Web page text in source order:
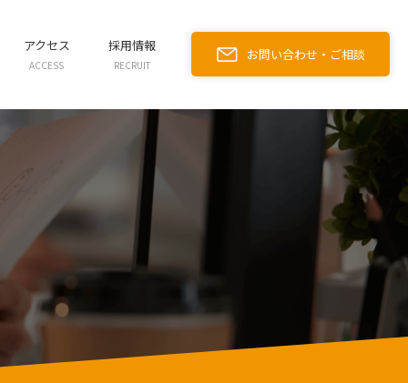
アクセス
ACCESS
採用情報
RECRUIT
お問い合わせ・ご相談